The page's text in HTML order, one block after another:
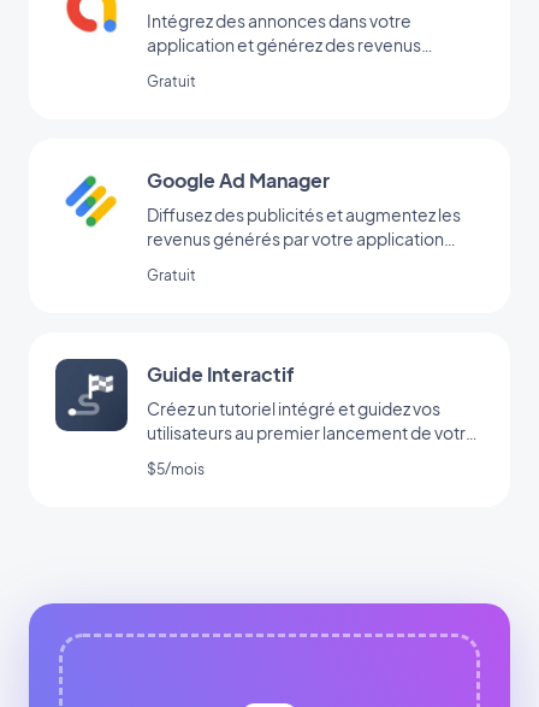
Intégrez des annonces dans votre
application et générez des revenus
Gratuit
Google Ad Manager
Diffusez des publicités et augmentez les
revenus générés par votre application
Gratuit
Guide Interactif
Créez un tutoriel intégré et guidez vos
utilisateurs au premier lancement de votre
app
$5/mois